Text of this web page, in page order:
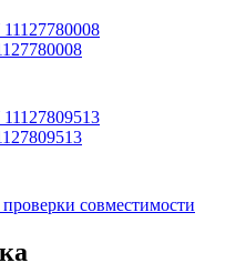
проверки совместимости